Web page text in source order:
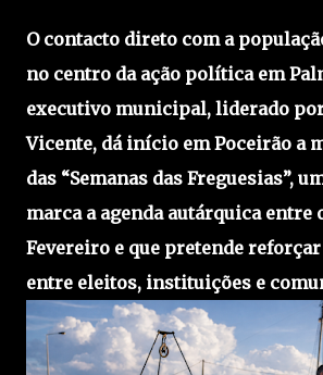
O contacto direto com a
no centro da ação política em
executivo municipal, liderado
Vicente, dá início em Poceirão a
das “Semanas das Freguesias”,
marca a agenda autárquica entre
Fevereiro e que pretende
entre eleitos, instituições e